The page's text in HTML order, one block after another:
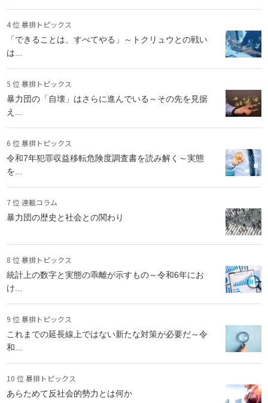
4 位 暴排トピックス
「できることは、すべてやる」～トクリュウとの戦い
は...
5 位 暴排トピックス
暴力団の「自壊」はさらに進んでいる～その先を見据
え...
6 位 暴排トピックス
令和7年犯罪収益移転危険度調査書を読み解く～実態
を...
7 位 連載コラム
暴力団の歴史と社会との関わり
8 位 暴排トピックス
統計上の数字と実態の乖離が示すもの～令和6年にお
け...
9 位 暴排トピックス
これまでの延長線上ではない新たな対策が必要だ～令
和...
10 位 暴排トピックス
あらためて反社会的勢力とは何か